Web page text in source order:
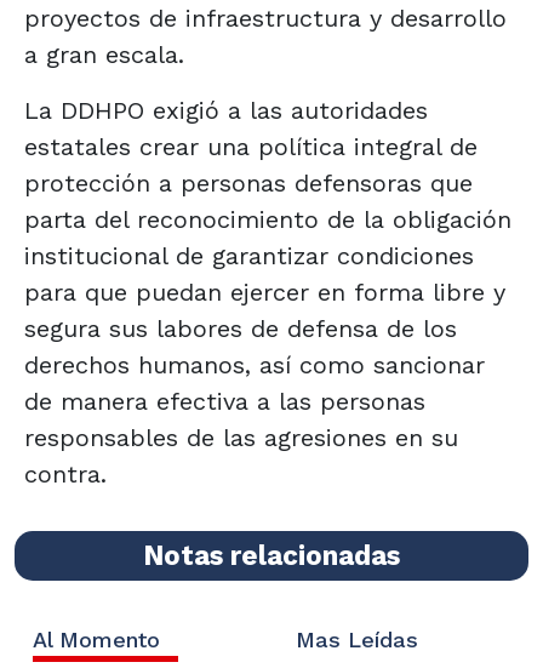
proyectos de infraestructura y desarrollo
a gran escala.
La DDHPO exigió a las autoridades
estatales crear una política integral de
protección a personas defensoras que
parta del reconocimiento de la obligación
institucional de garantizar condiciones
para que puedan ejercer en forma libre y
segura sus labores de defensa de los
derechos humanos, así como sancionar
de manera efectiva a las personas
responsables de las agresiones en su
contra.
Notas relacionadas
Al Momento Mas Leídas